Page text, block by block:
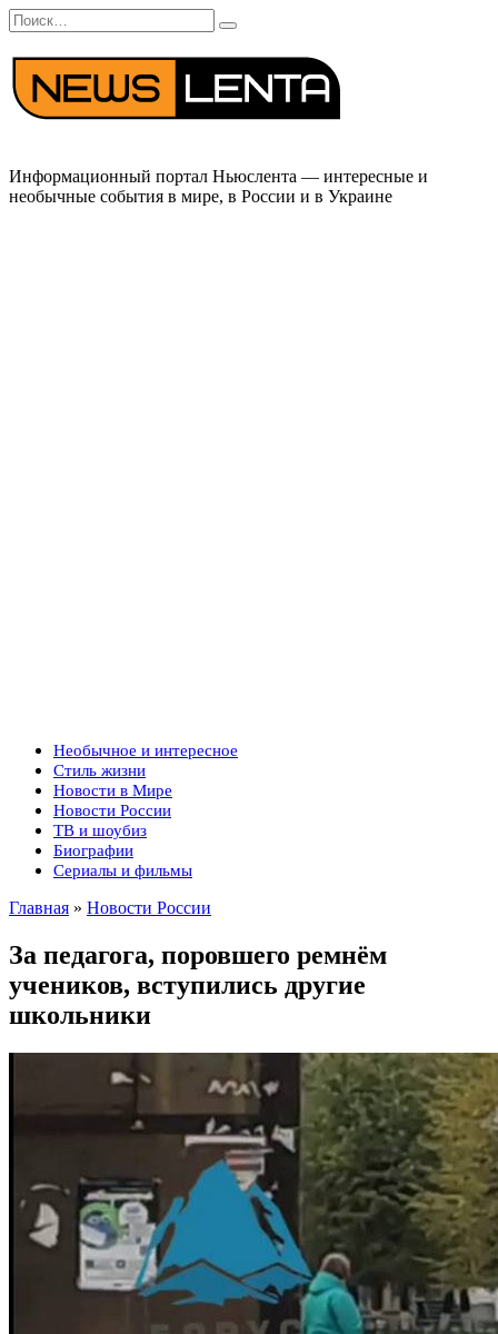
Перейти
к
содержанию
Search
for:
Информационный портал Ньюслента — интересные и
необычные события в мире, в России и в Украине
Необычное и интересное
Стиль жизни
Новости в Мире
Новости России
ТВ и шоубиз
Биографии
Сериалы и фильмы
Главная » Новости России
За педагога, поровшего ремнём
учеников, вступились другие
школьники